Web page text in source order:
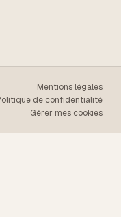
Mentions légales
de confidentialité
Gérer mes cookies